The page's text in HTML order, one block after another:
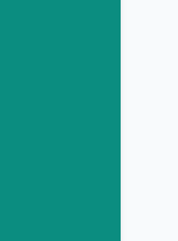
京】